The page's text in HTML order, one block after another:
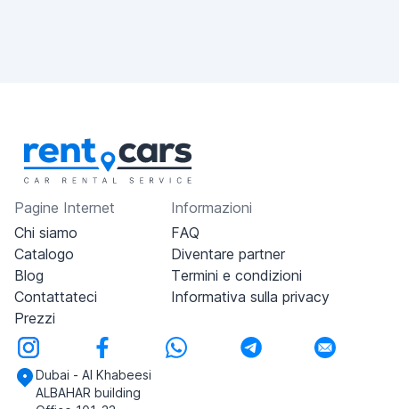
Pagine Internet
Chi siamo
Catalogo
Blog
Contattateci
Prezzi
Informazioni
FAQ
Diventare partner
Termini e condizioni
Informativa sulla privacy
Dubai - Al Khabeesi
ALBAHAR building